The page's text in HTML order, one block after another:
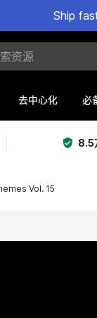
Ship
去中心化 必
8.5
Vol. 15